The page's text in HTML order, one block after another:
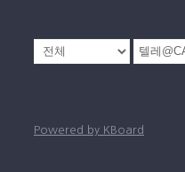
Powered by KBoard